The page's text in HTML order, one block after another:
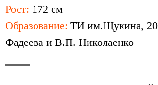
Рост: 172 см
Образование: ТИ им.Щукина,
Фадеева и В.П. Николаенко